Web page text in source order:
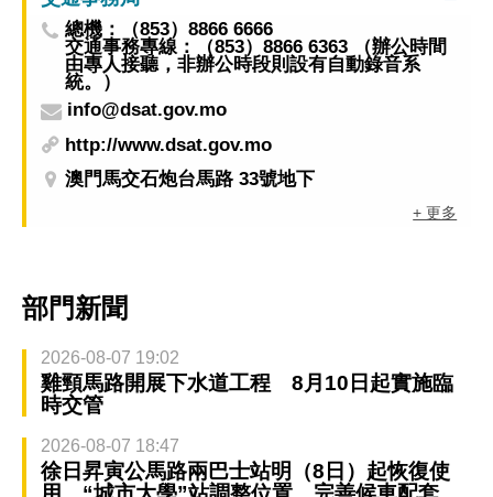
總機：（853）8866 6666
交通事務專線：（853）8866 6363 （辦公時間
由專人接聽，非辦公時段則設有自動錄音系
統。）
info@dsat.gov.mo
http://www.dsat.gov.mo
澳門馬交石炮台馬路 33號地下
+ 更多
部門新聞
2026-08-07 19:02
雞頸馬路開展下水道工程 8月10日起實施臨
時交管
2026-08-07 18:47
徐日昇寅公馬路兩巴士站明（8日）起恢復使